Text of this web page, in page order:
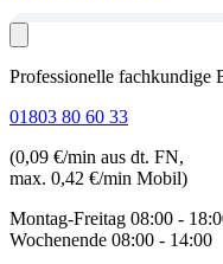
Professionelle fachkundige
01803 80 60 33
(0,09 €/min aus dt. FN,
max. 0,42 €/min Mobil)
Montag-Freitag 08:00 -
Wochenende 08:00 - 14:00